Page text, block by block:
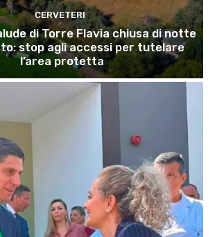
CERVETERI
di Torre Flavia chiusa di notte
stop agli accessi per tutelare
l’area protetta